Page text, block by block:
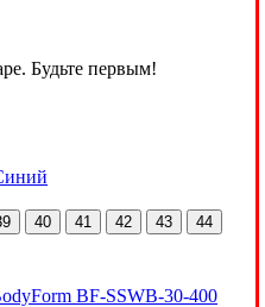
Будьте первым!
40 41 42 43 44
BF-SSWB-30-400